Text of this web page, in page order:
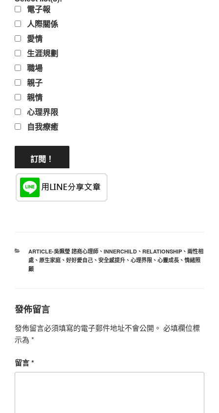
電子報
人際關係
愛情
生涯規劃
職場
親子
親情
心理界限
自我療癒
分
類
ARTICLE-吳姵瑩 諮商心理師、 INNERCHILD、 RELATIONSHIP、 兩性相
處、 原生家庭、 好好愛自己、 安全感提升、 心理界限、 心靈成長、 情緒照
顧
發佈留言
發佈留言必須填寫的電子郵件地址不會公開。 必填欄位標
示為 *
留言*